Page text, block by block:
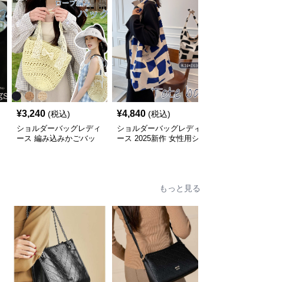
¥3,240 (税込)
ショルダーバッグレディ
ース 編み込みかごバッ
¥4,840 (税込)
ショルダーバッグレディ
ース 2025新作 女性用シ
もっと見る